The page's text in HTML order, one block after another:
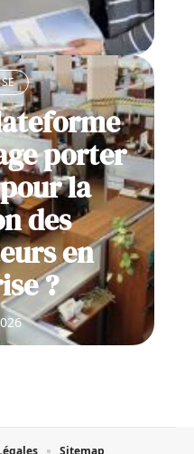
porter
la
des
en
?
Sitemap